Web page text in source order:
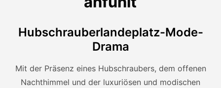
Hubschrauberlandeplatz-Mode-
Drama
Mit der Präsenz eines Hubschraubers, dem offenen
Nachthimmel und der luxuriösen und modischen